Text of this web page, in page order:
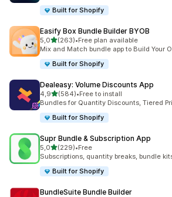
Built for Shopify
Easify Box Bundle Builder BYOB
5,0stelle su 5
(263)
263 recensioni totali
•Free plan available
Mix and Match bundle app to Build Your
Built for Shopify
Dealeasy: Volume Discounts App
4,9stelle su 5
(584)
584 recensioni totali
•Free to install
Bundles for Quantity Discounts, Tiered
Built for Shopify
Supr Bundle & Subscription App
5,0stelle su 5
(229)
229 recensioni totali
•Free
Subscriptions, quantity breaks, bundle
Built for Shopify
BundleSuite Bundle Builder